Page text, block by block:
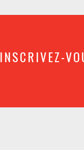
INSCRIVEZ-